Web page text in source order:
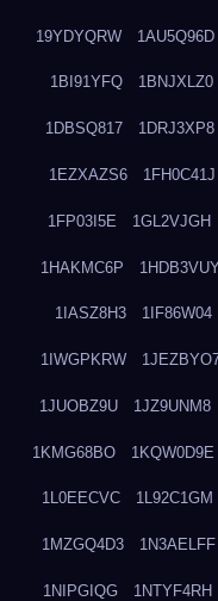
19YDYQRW 1AU5Q96D
1BI91YFQ 1BNJXLZ0
1DBSQ817 1DRJ3XP8
1EZXAZS6 1FH0C41J
1FP03I5E 1GL2VJGH
1HAKMC6P 1HDB3VUY
1IASZ8H3 1IF86W04
1IWGPKRW
1JUOBZ9U 1JZ9UNM8
1KMG68BO 1KQW0D9E
1L0EECVC 1L92C1GM
1MZGQ4D3 1N3AELFF
1NIPGIQG 1NTYF4RH